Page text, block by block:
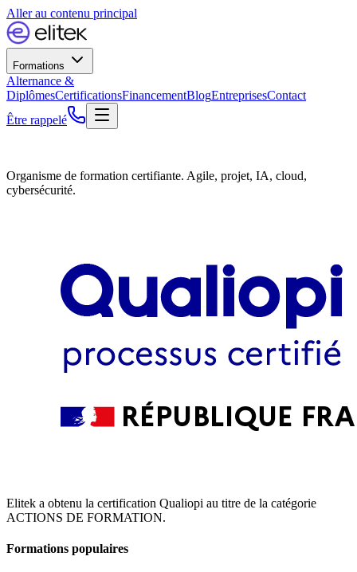
Aller au contenu principal
Formations
Alternance &
DiplômesCertificationsFinancementBlogEntreprisesContact
Être rappelé
Organisme de formation certifiante. Agile, projet, IA, cloud,
cybersécurité.
Elitek a obtenu la certification Qualiopi au titre de la catégorie
ACTIONS DE FORMATION.
Formations populaires